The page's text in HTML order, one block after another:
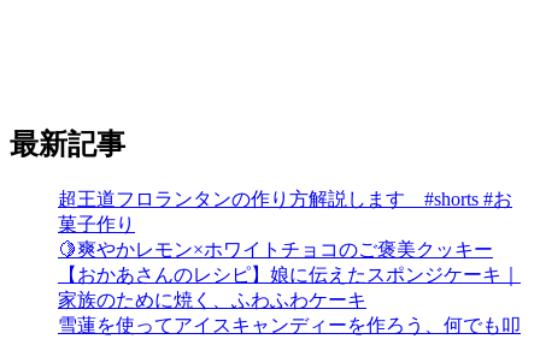
最新記事
超王道フロランタンの作り方解説します #shorts #お
菓子作り
🍋爽やかレモン×ホワイトチョコのご褒美クッキー
【おかあさんのレシピ】娘に伝えたスポンジケーキ｜
家族のために焼く、ふわふわケーキ
雪蓮を使ってアイスキャンディーを作ろう、何でも叩